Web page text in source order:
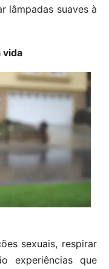
lâmpadas suaves à
vida
sexuais, respirar
experiências que